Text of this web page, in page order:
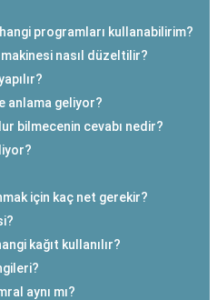
programları kullanabilirim?
nasıl düzeltilir?
anlama geliyor?
bilmecenin cevabı nedir?
için kaç net gerekir?
kağıt kullanılır?
aynı mı?